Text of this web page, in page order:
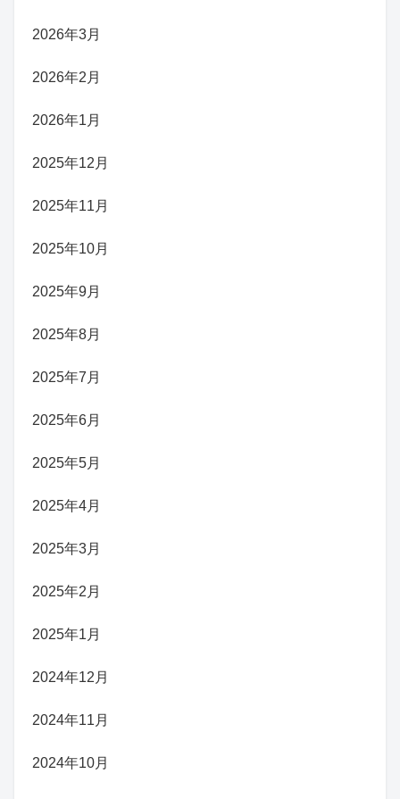
2026年3月
2026年2月
2026年1月
2025年12月
2025年11月
2025年10月
2025年9月
2025年8月
2025年7月
2025年6月
2025年5月
2025年4月
2025年3月
2025年2月
2025年1月
2024年12月
2024年11月
2024年10月